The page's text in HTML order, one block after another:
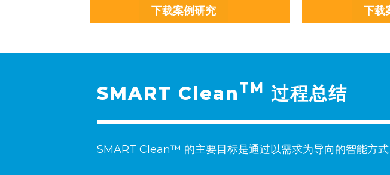
下载案例研究 下载
SMART CleanTM 过程总结
SMART Clean™ 的主要目标是通过以需求为导向的智能方式